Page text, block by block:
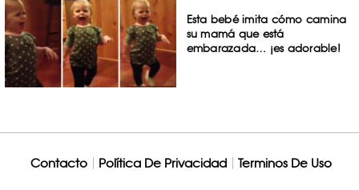
Esta bebé imita cómo camina
su mamá que está
embarazada… ¡es adorable!
Contacto Política De Privacidad Terminos De Uso